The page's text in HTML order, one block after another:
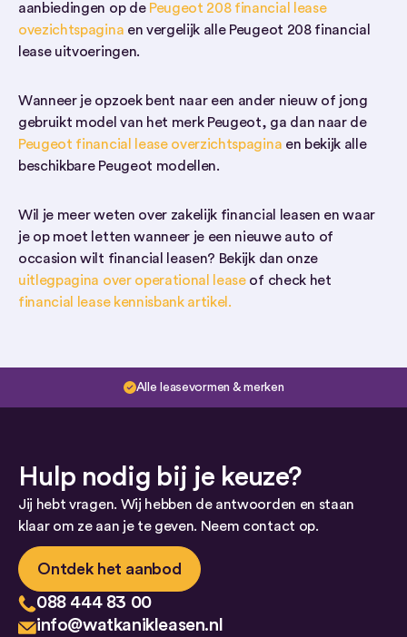
aanbiedingen op de Peugeot 208 financial lease
ovezichtspagina en vergelijk alle Peugeot 208 financial
lease uitvoeringen.
Wanneer je opzoek bent naar een ander nieuw of jong
gebruikt model van het merk Peugeot, ga dan naar de
Peugeot financial lease overzichtspagina en bekijk alle
beschikbare Peugeot modellen.
Wil je meer weten over zakelijk financial leasen en waar
je op moet letten wanneer je een nieuwe auto of
occasion wilt financial leasen? Bekijk dan onze
uitlegpagina over operational leaseof check het
financial lease kennisbank artikel.
Alle leasevormen & merken
Hulp nodig bij je keuze?
Jij hebt vragen. Wij hebben de antwoorden en staan
klaar om ze aan je te geven. Neem contact op.
Ontdek het aanbod
088 444 83 00
info@watkanikleasen.nl